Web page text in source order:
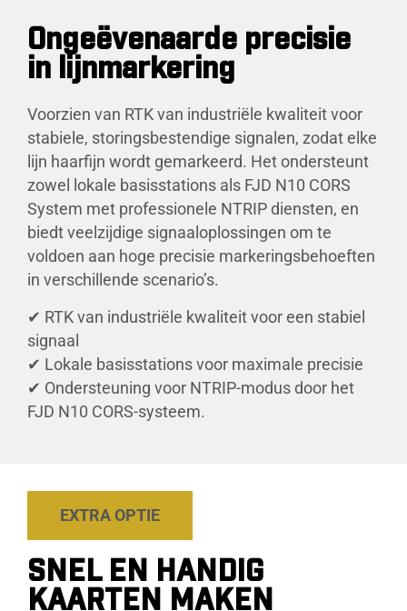
Ongeëvenaarde precisie
in lijnmarkering
Voorzien van RTK van industriële kwaliteit voor
stabiele, storingsbestendige signalen, zodat elke
lijn haarfijn wordt gemarkeerd. Het ondersteunt
zowel lokale basisstations als FJD N10 CORS
System met professionele NTRIP diensten, en
biedt veelzijdige signaaloplossingen om te
voldoen aan hoge precisie markeringsbehoeften
in verschillende scenario’s.
✔ RTK van industriële kwaliteit voor een stabiel
signaal
✔ Lokale basisstations voor maximale precisie
✔ Ondersteuning voor NTRIP-modus door het
FJD N10 CORS-systeem.
EXTRA OPTIE
SNEL EN HANDIG
KAARTEN MAKEN